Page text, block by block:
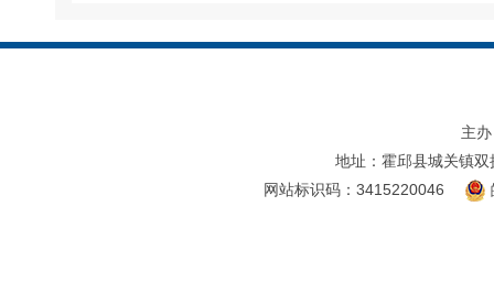
主
地址：霍邱县城关镇双
网站标识码：3415220046